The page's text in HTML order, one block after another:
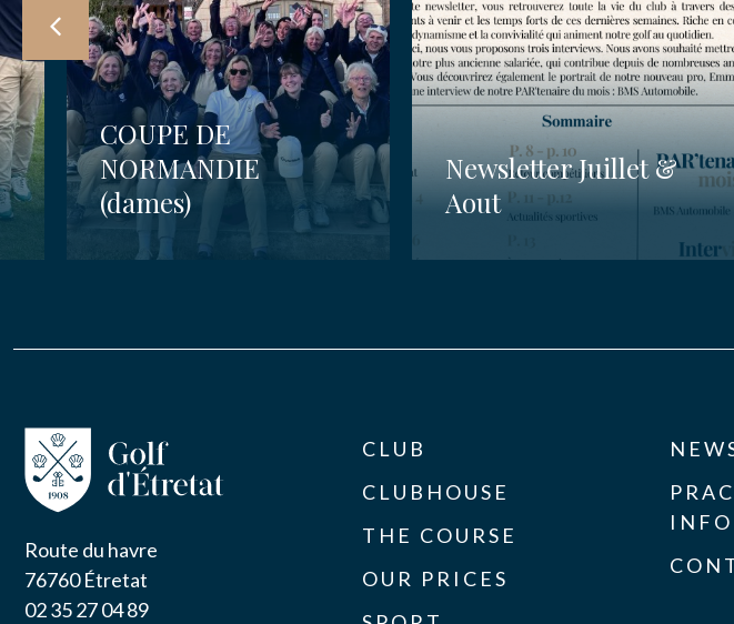
COUPE DE
NORMANDIE
(dames)
Newsletter Juillet &
Aout
Route du havre
76760 Étretat
02 35 27 04 89
CLUB
CLUBHOUSE
THE COURSE
OUR PRICES